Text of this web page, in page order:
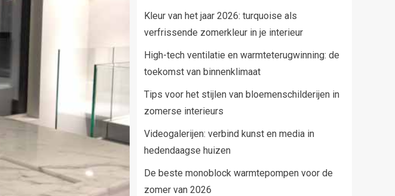
Kleur van het jaar 2026: turquoise als
verfrissende zomerkleur in je interieur
High-tech ventilatie en warmteterugwinning: de
toekomst van binnenklimaat
Tips voor het stijlen van bloemenschilderijen in
zomerse interieurs
Videogalerijen: verbind kunst en media in
hedendaagse huizen
De beste monoblock warmtepompen voor de
zomer van 2026